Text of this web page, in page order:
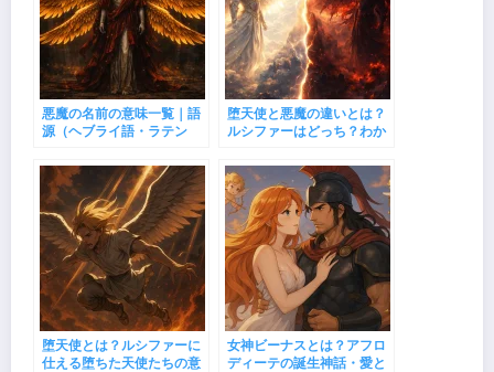
悪魔の名前の意味一覧｜語
源（ヘブライ語・ラテン
堕天使と悪魔の違いとは？
ルシファーはどっち？わか
堕天使とは？ルシファーに
仕える堕ちた天使たちの意
女神ビーナスとは？アフロ
ディーテの誕生神話・愛と